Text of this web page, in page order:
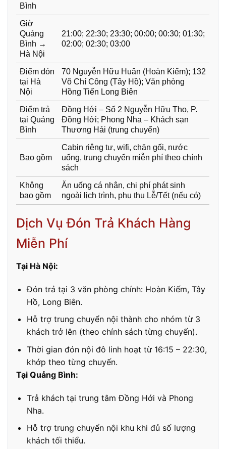
Bình
Giờ
Quảng
Bình →
Hà Nội
21:00; 22:30; 23:30; 00:00; 00:30; 01:30;
02:00; 02:30; 03:00
Điểm đón
tại Hà
Nội
70 Nguyễn Hữu Huân (Hoàn Kiếm); 132
Võ Chí Công (Tây Hồ); Văn phòng
Hồng Tiến Long Biên
Điểm trả
tại Quảng
Bình
Đồng Hới – Số 2 Nguyễn Hữu Thọ, P.
Đồng Hới; Phong Nha – Khách sạn
Thương Hải (trung chuyển)
Bao gồm
Cabin riêng tư, wifi, chăn gối, nước
uống, trung chuyển miễn phí theo chính
sách
Không
bao gồm
Ăn uống cá nhân, chi phí phát sinh
ngoài lịch trình, phụ thu Lễ/Tết (nếu có)
Dịch Vụ Đón Trả Khách Hàng
Miễn Phí
Tại Hà Nội:
Đón trả tại 3 văn phòng chính: Hoàn Kiếm, Tây
Hồ, Long Biên.
Hỗ trợ trung chuyển nội thành cho nhóm từ 3
khách trở lên (theo chính sách từng chuyến).
Thời gian đón nội đô linh hoạt từ 16:15 – 22:30,
khớp theo từng chuyến.
Tại Quảng Bình:
Trả khách tại trung tâm Đồng Hới và Phong
Nha.
Hỗ trợ trung chuyển nội khu khi đủ số lượng
khách tối thiểu.